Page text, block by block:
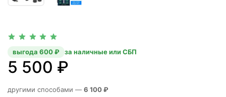
5 500 ₽
выгода 600 ₽ за наличные или СБП
другими способами — 6 100 ₽